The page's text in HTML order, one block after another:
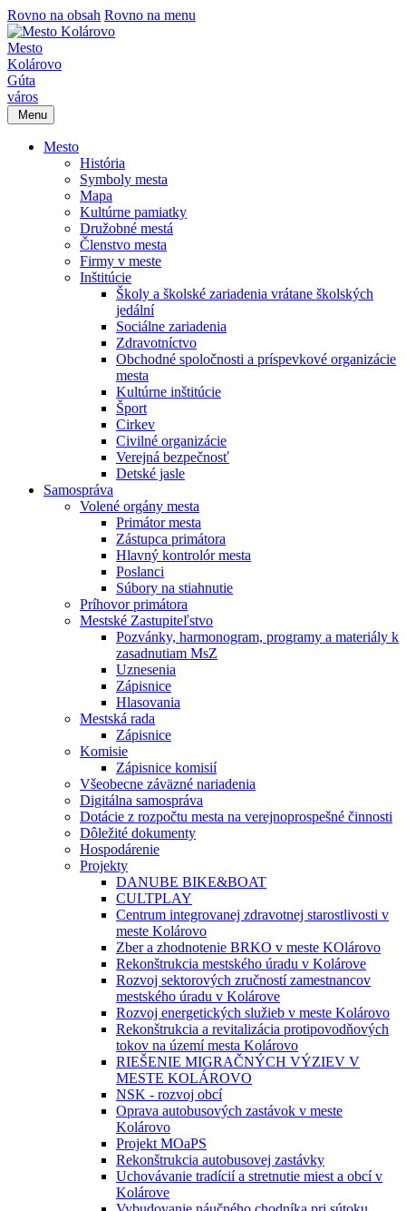
Rovno na obsah Rovno na menu
Mesto
Kolárovo
Gúta
város
Menu
Mesto
História
Symboly mesta
Mapa
Kultúrne pamiatky
Družobné mestá
Členstvo mesta
Firmy v meste
Inštitúcie
Školy a školské zariadenia vrátane školských
jedální
Sociálne zariadenia
Zdravotníctvo
Obchodné spoločnosti a príspevkové organizácie
mesta
Kultúrne inštitúcie
Šport
Cirkev
Civilné organizácie
Verejná bezpečnosť
Detské jasle
Samospráva
Volené orgány mesta
Primátor mesta
Zástupca primátora
Hlavný kontrolór mesta
Poslanci
Súbory na stiahnutie
Príhovor primátora
Mestské Zastupiteľstvo
Pozvánky, harmonogram, programy a materiály k
zasadnutiam MsZ
Uznesenia
Zápisnice
Hlasovania
Mestská rada
Zápisnice
Komisie
Zápisnice komisií
Všeobecne záväzné nariadenia
Digitálna samospráva
Dotácie z rozpočtu mesta na verejnoprospešné činnosti
Dôležité dokumenty
Hospodárenie
Projekty
DANUBE BIKE&BOAT
CULTPLAY
Centrum integrovanej zdravotnej starostlivosti v
meste Kolárovo
Zber a zhodnotenie BRKO v meste KOlárovo
Rekonštrukcia mestského úradu v Kolárove
Rozvoj sektorových zručností zamestnancov
mestského úradu v Kolárove
Rozvoj energetických služieb v meste Kolárovo
Rekonštrukcia a revitalizácia protipovodňových
tokov na území mesta Kolárovo
RIEŠENIE MIGRAČNÝCH VÝZIEV V
MESTE KOLÁROVO
NSK - rozvoj obcí
Oprava autobusových zastávok v meste
Kolárovo
Projekt MOaPS
Rekonštrukcia autobusovej zastávky
Uchovávanie tradícií a stretnutie miest a obcí v
Kolárove